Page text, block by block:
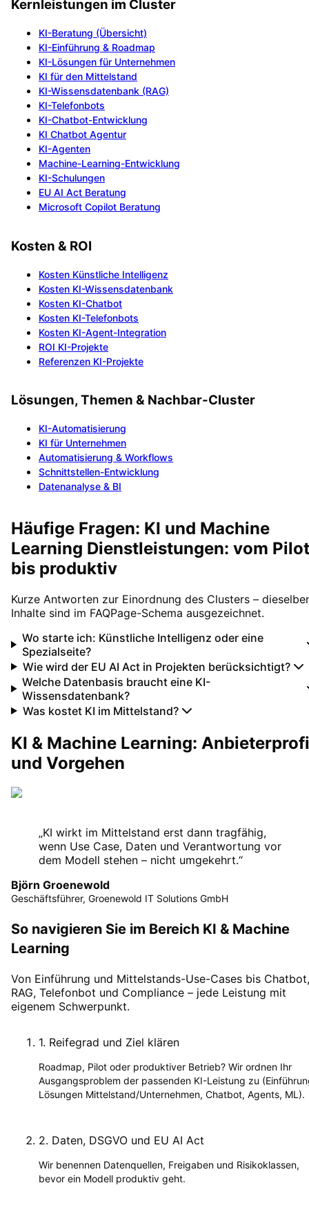
Kernleistungen im Cluster
KI-Beratung (Übersicht)
KI-Einführung & Roadmap
KI-Lösungen für Unternehmen
KI für den Mittelstand
KI-Wissensdatenbank (RAG)
KI-Telefonbots
KI-Chatbot-Entwicklung
KI Chatbot Agentur
KI-Agenten
Machine-Learning-Entwicklung
KI-Schulungen
EU AI Act Beratung
Microsoft Copilot Beratung
Kosten & ROI
Kosten Künstliche Intelligenz
Kosten KI-Wissensdatenbank
Kosten KI-Chatbot
Kosten KI-Telefonbots
Kosten KI-Agent-Integration
ROI KI-Projekte
Referenzen KI-Projekte
Lösungen, Themen & Nachbar-Cluster
KI-Automatisierung
KI für Unternehmen
Automatisierung & Workflows
Schnittstellen-Entwicklung
Datenanalyse & BI
Häufige Fragen: KI und Machine
Learning Dienstleistungen: vom Pilot
bis produktiv
Kurze Antworten zur Einordnung des Clusters –
Inhalte sind im FAQPage-Schema ausgezeichnet.
Wo starte ich: Künstliche Intelligenz oder eine
Spezialseite?
Wie wird der EU AI Act in Projekten berücksichtigt?
Welche Datenbasis braucht eine KI-
Wissensdatenbank?
Was kostet KI im Mittelstand?
KI & Machine Learning:
und Vorgehen
„KI wirkt im Mittelstand erst dann tragfähig,
wenn Use Case, Daten und Verantwortung vor
dem Modell stehen – nicht umgekehrt.“
Björn Groenewold
Geschäftsführer, Groenewold IT Solutions GmbH
So navigieren Sie im Bereich KI & Machine
Learning
Von Einführung und Mittelstands-Use-Cases bis Chatbot,
RAG, Telefonbot und Compliance – jede Leistung mit
eigenem Schwerpunkt.
1. Reifegrad und Ziel klären
Roadmap, Pilot oder produktiver Betrieb? Wir ordnen Ihr
Ausgangsproblem der passenden KI-Leistung zu
Lösungen Mittelstand/Unternehmen, Chatbot, Agents, ML).
2. Daten, DSGVO und EU AI Act
Wir benennen Datenquellen, Freigaben und Risikoklassen,
bevor ein Modell produktiv geht.